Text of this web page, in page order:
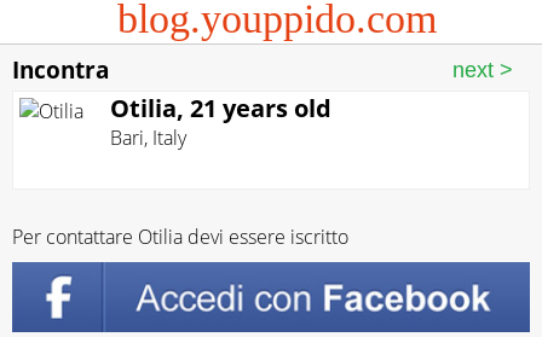
blog.youppido.com
Incontra
Otilia, 21 years old
Bari, Italy
Per contattare Otilia devi essere iscritto